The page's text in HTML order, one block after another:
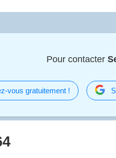
Pour contacter
vous gratuitement !